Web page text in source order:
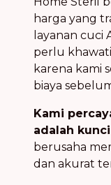
harga yang
layanan cuci
perlu
karena kami
biaya
Kami
adalah
berusaha
dan akurat